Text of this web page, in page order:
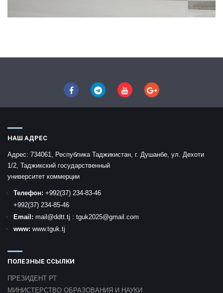
НАШ АДРЕС
Адрес: 734061, Республика Таджикистан, г. Душанбе, ул. Дехоти
1/2, Таджикский государственный
университет коммерции
Телефон: +992(37) 234-83-46
+992(37) 234-85-46
Email: mail @ddtt.tj : tguk2025@gmail.com
www: www.tguk.tj
ПОЛЕЗНЫЕ ССЫЛКИ
ПРЕЗИДЕНТ РТ
МИНИСТЕРСТВО ОБРАЗОВАНИЯ И НАУКИ